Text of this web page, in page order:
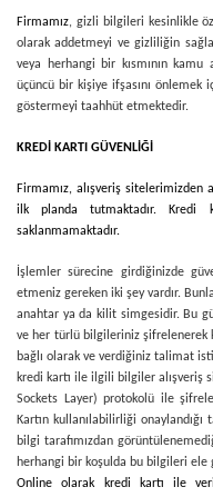
Firmamız, gizli bilgileri kesinlikle
olarak addetmeyi ve gizliliğin
veya herhangi bir kısmının kamu
üçüncü bir kişiye ifşasını
göstermeyi taahhüt etmektedir.
KREDİ KARTI GÜVENLİĞİ
Firmamız, alışveriş sitelerimizden
ilk planda tutmaktadır. Kredi
saklanmamaktadır.
İşlemler sürecine girdiğinizde
etmeniz gereken iki şey vardır.
anahtar ya da kilit simgesidir. Bu
ve her türlü bilgileriniz şifrelenerek
bağlı olarak ve verdiğiniz talimat
kredi kartı ile ilgili bilgiler alışveriş
Sockets Layer) protokolü ile
Kartın kullanılabilirliği
bilgi tarafımızdan
herhangi bir koşulda bu bilgileri
Online olarak kredi kartı ile